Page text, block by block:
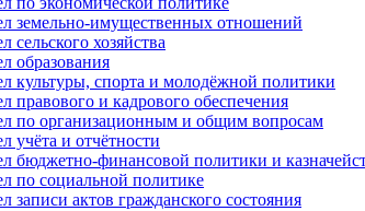
земельно-имущественных отношений
сельского хозяйства
образования
культуры, спорта и молодёжной политики
правового и кадрового обеспечения
по организационным и общим вопросам
учёта и отчётности
бюджетно-финансовой политики и
по социальной политике
записи актов гражданского состояния